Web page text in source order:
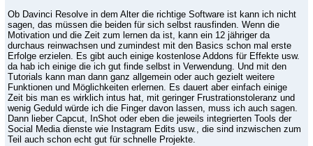
Ob Davinci Resolve in dem Alter die richtige Software ist kann ich nicht
sagen, das müssen die beiden für sich selbst rausfinden. Wenn die
Motivation und die Zeit zum lernen da ist, kann ein 12 jähriger da
durchaus reinwachsen und zumindest mit den Basics schon mal erste
Erfolge erzielen. Es gibt auch einige kostenlose Addons für Effekte usw.
da hab ich einige die ich gut finde selbst in Verwendung. Und mit den
Tutorials kann man dann ganz allgemein oder auch gezielt weitere
Funktionen und Möglichkeiten erlernen. Es dauert aber einfach einige
Zeit bis man es wirklich intus hat, mit geringer Frustrationstoleranz und
wenig Geduld würde ich die Finger davon lassen, muss ich auch sagen.
Dann lieber Capcut, InShot oder eben die jeweils integrierten Tools der
Social Media dienste wie Instagram Edits usw., die sind inzwischen zum
Teil auch schon echt gut für schnelle Projekte.